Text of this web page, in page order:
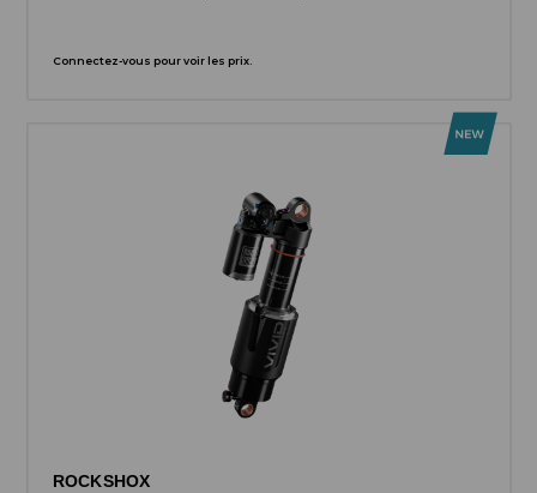
Connectez-vous pour voir les prix.
ROCKSHOX